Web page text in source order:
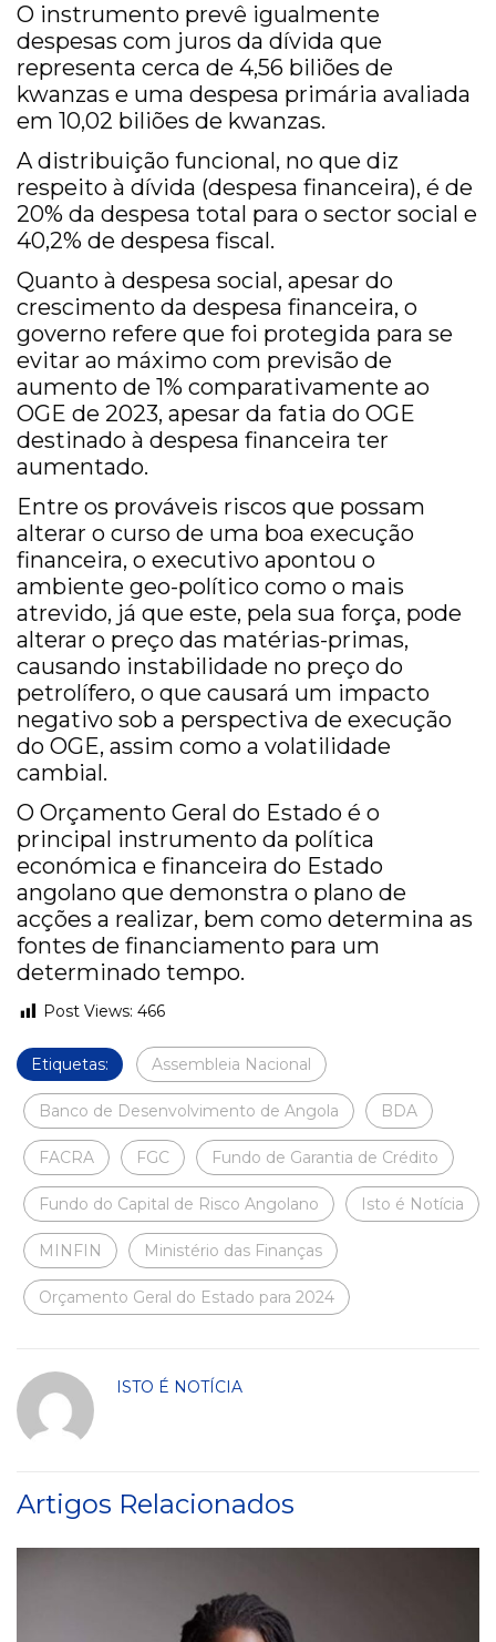
O instrumento prevê igualmente
despesas com juros da dívida que
representa cerca de 4,56 biliões de
kwanzas e uma despesa primária avaliada
em 10,02 biliões de kwanzas.
A distribuição funcional, no que diz
respeito à dívida (despesa financeira), é de
20% da despesa total para o sector social e
40,2% de despesa fiscal.
Quanto à despesa social, apesar do
crescimento da despesa financeira, o
governo refere que foi protegida para se
evitar ao máximo com previsão de
aumento de 1% comparativamente ao
OGE de 2023, apesar da fatia do OGE
destinado à despesa financeira ter
aumentado.
Entre os prováveis riscos que possam
alterar o curso de uma boa execução
financeira, o executivo apontou o
ambiente geo-político como o mais
atrevido, já que este, pela sua força, pode
alterar o preço das matérias-primas,
causando instabilidade no preço do
petrolífero, o que causará um impacto
negativo sob a perspectiva de execução
do OGE, assim como a volatilidade
cambial.
O Orçamento Geral do Estado é o
principal instrumento da política
económica e financeira do Estado
angolano que demonstra o plano de
acções a realizar, bem como determina as
fontes de financiamento para um
determinado tempo.
Post Views: 466
Etiquetas: Assembleia Nacional
Banco de Desenvolvimento de Angola BDA
FACRA FGC Fundo de Garantia de Crédito
Fundo do Capital de Risco Angolano Isto é Notícia
MINFIN Ministério das Finanças
Orçamento Geral do Estado para 2024
ISTO É NOTÍCIA
Artigos Relacionados